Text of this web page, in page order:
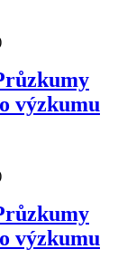
výzkumu
výzkumu